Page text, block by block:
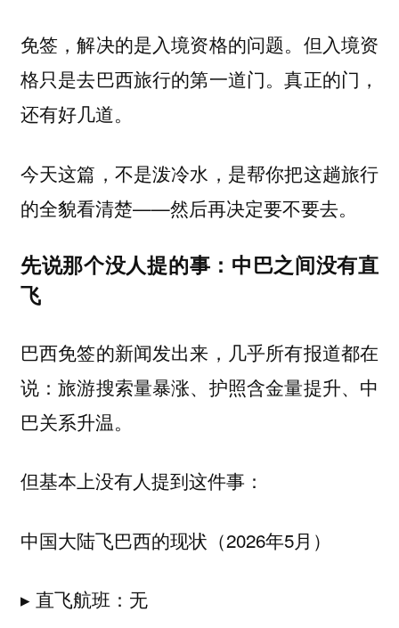
免签，解决的是入境资格的问题。但入境资
格只是去巴西旅行的第一道门。真正的门，
还有好几道。
今天这篇，不是泼冷水，是帮你把这趟旅行
的全貌看清楚——然后再决定要不要去。
先说那个没人提的事：中巴之间没有直
飞
巴西免签的新闻发出来，几乎所有报道都在
说：旅游搜索量暴涨、护照含金量提升、中
巴关系升温。
但基本上没有人提到这件事：
中国大陆飞巴西的现状（2026年5月）
▸ 直飞航班：无